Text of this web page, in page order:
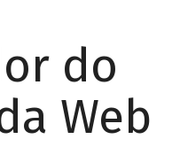
do
Web